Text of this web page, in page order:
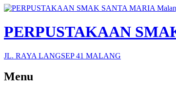
PERPUSTAKAAN
JL. RAYA LANGSEP 41 MALANG
Menu